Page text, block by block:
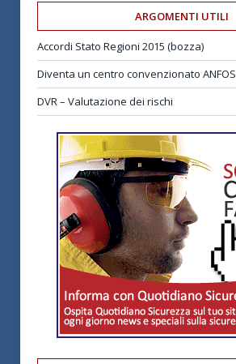
ARGOMENTI UTILI
Accordi Stato Regioni 2015 (bozza)
Diventa un centro convenzionato ANFOS
DVR – Valutazione dei rischi